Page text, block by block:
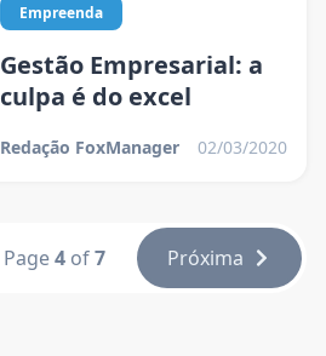
Empreenda
Gestão Empresarial: a
culpa é do excel
Redação FoxManager 02/03/2020
Page4of7 Próxima